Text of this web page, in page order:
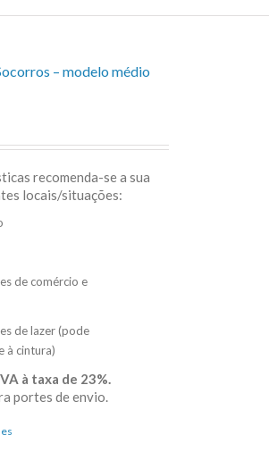
– modelo médio
recomenda-se a sua
locais/situações:
de comércio e
de lazer (pode
à cintura)
à taxa de 23%.
portes de envio.